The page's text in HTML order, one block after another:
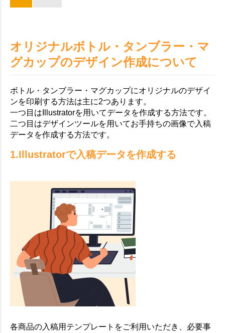
オリジナルボトル・タンブラー・マ
グカップのデザイン作成について
ボトル・タンブラー・マグカップにオリジナルのデザイ
ンを印刷する方法は主に2つあります。
一つ目はIllustratorを用いてデータを作成する方法です。
二つ目はデザインツールを用いてお手持ちの画像で入稿
データを作成する方法です。
1.Illustratorで入稿データを作成する
各商品の入稿用テンプレートをご利用いただき、必要事